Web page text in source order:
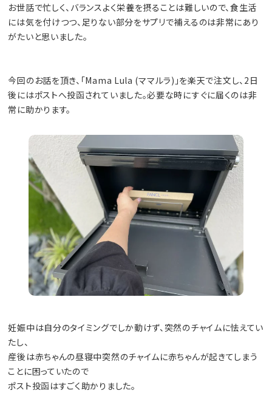
お世話で忙しく、バランスよく栄養を摂ることは難しいので、食生活
には気を付けつつ、足りない部分をサプリで補えるのは非常にあり
がたいと思いました。
今回のお話を頂き、「Mama Lula (ママルラ)」を楽天で注文し、2日
後にはポストへ投函されていました。必要な時にすぐに届くのは非
常に助かります。
妊娠中は自分のタイミングでしか動けず、突然のチャイムに怯えてい
たし、
産後は赤ちゃんの昼寝中突然のチャイムに赤ちゃんが起きてしまう
ことに困っていたので
ポスト投函はすごく助かりました。